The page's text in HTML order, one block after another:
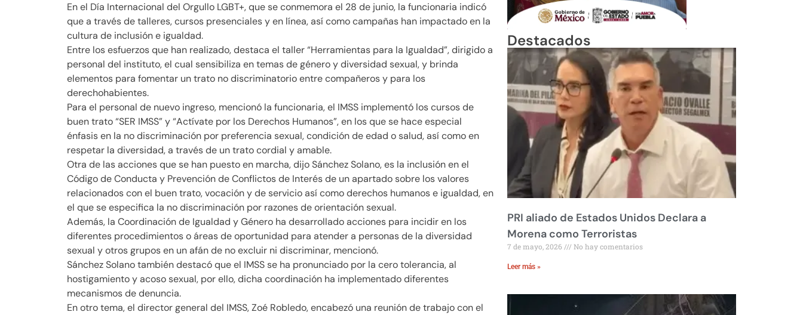
En el Día Internacional del Orgullo LGBT+, que se conmemora el 28 de junio, la funcionaria indicó
que a través de talleres, cursos presenciales y en línea, así como campañas han impactado en la
cultura de inclusión e igualdad.
Entre los esfuerzos que han realizado, destaca el taller “Herramientas para la Igualdad”, dirigido a
personal del instituto, el cual sensibiliza en temas de género y diversidad sexual, y brinda
elementos para fomentar un trato no discriminatorio entre compañeros y para los
derechohabientes.
Para el personal de nuevo ingreso, mencionó la funcionaria, el IMSS implementó los cursos de
buen trato “SER IMSS” y “Actívate por los Derechos Humanos”, en los que se hace especial
énfasis en la no discriminación por preferencia sexual, condición de edad o salud, así como en
respetar la diversidad, a través de un trato cordial y amable.
Otra de las acciones que se han puesto en marcha, dijo Sánchez Solano, es la inclusión en el
Código de Conducta y Prevención de Conflictos de Interés de un apartado sobre los valores
relacionados con el buen trato, vocación y de servicio así como derechos humanos e igualdad, en
el que se especifica la no discriminación por razones de orientación sexual.
Además, la Coordinación de Igualdad y Género ha desarrollado acciones para incidir en los
diferentes procedimientos o áreas de oportunidad para atender a personas de la diversidad
sexual y otros grupos en un afán de no excluir ni discriminar, mencionó.
Sánchez Solano también destacó que el IMSS se ha pronunciado por la cero tolerancia, al
hostigamiento y acoso sexual, por ello, dicha coordinación ha implementado diferentes
mecanismos de denuncia.
En otro tema, el director general del IMSS, Zoé Robledo, encabezó una reunión de trabajo con el
Destacados
PRI aliado de Estados Unidos Declara a
Morena como Terroristas
7 de mayo, 2026 No hay comentarios
Leer más »